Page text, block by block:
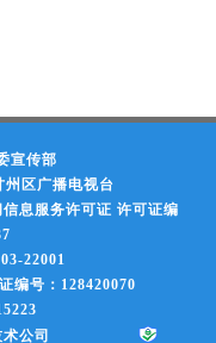
宣传部
州区广播电视台
息服务许可证 许可证编
22001
编号：128420070
公司